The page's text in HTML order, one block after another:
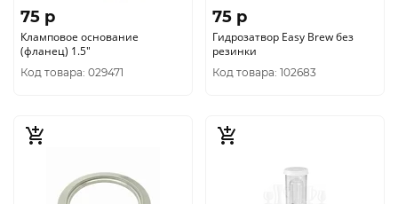
75 p
Кламповое основание
(фланец) 1.5"
Код товара: 029471
75 p
Гидрозатвор Easy Brew без
резинки
Код товара: 102683